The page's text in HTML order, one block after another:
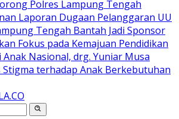
Polres Lampung Tengah
Laporan Dugaan Pelanggaran UU
Tengah Bantah Jadi Sponsor
Fokus pada Kemajuan Pendidikan
Nasional, drg. Yuniar Musa
Stigma terhadap Anak Berkebutuhan